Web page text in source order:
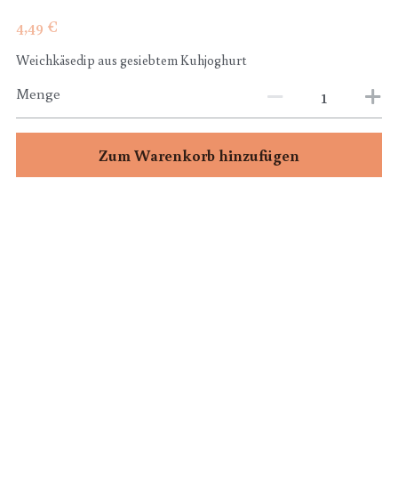
POWERED BY
4,49 €
Weichkäsedip aus gesiebtem Kuhjoghurt
Menge
Zum Warenkorb hinzufügen